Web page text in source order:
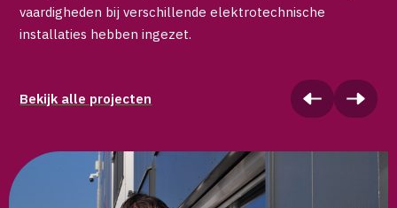
vaardigheden bij verschillende elektrotechnische
installaties hebben ingezet.
Bekijk alle projecten